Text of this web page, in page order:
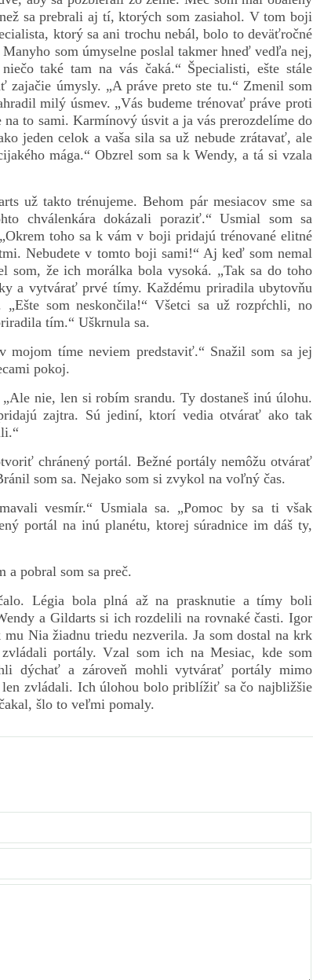
sa prebrali aj tí, ktorých som zasiahol. V tom boji
ktorý sa ani trochu nebál, bolo to deväťročné
som úmyselne poslal takmer hneď vedľa nej,
také tam na vás čaká.“ Špecialisti, ešte stále
zajačie úmysly. „A práve preto ste tu.“ Zmenil som
milý úsmev. „Vás budeme trénovať práve proti
to sami. Karmínový úsvit a ja vás prerozdelíme do
jeden celok a vaša sila sa už nebude zrátavať, ale
mága.“ Obzrel som sa k Wendy, a tá si vzala
už takto trénujeme. Behom pár mesiacov sme sa
chválenkára dokázali poraziť.“ Usmial som sa
toho sa k vám v boji pridajú trénované elitné
Nebudete v tomto boji sami!“ Aj keď som nemal
som, že ich morálka bola vysoká. „Tak sa do toho
a vytvárať prvé tímy. Každému priradila ubytovňu
som neskončila!“ Všetci sa už rozpŕchli, no
tím.“ Uškrnula sa.
mojom tíme neviem predstaviť.“ Snažil som sa jej
pokoj.
nie, len si robím srandu. Ty dostaneš inú úlohu.
zajtra. Sú jediní, ktorí vedia otvárať ako tak
chránený portál. Bežné portály nemôžu otvárať
som sa. Nejako som si zvykol na voľný čas.
vesmír.“ Usmiala sa. „Pomoc by sa ti však
portál na inú planétu, ktorej súradnice im dáš ty,
a pobral som sa preč.
Légia bola plná až na prasknutie a tímy boli
a Gildarts si ich rozdelili na rovnaké časti. Igor
Nia žiadnu triedu nezverila. Ja som dostal na krk
portály. Vzal som ich na Mesiac, kde som
dýchať a zároveň mohli vytvárať portály mimo
zvládali. Ich úlohou bolo priblížiť sa čo najbližšie
šlo to veľmi pomaly.